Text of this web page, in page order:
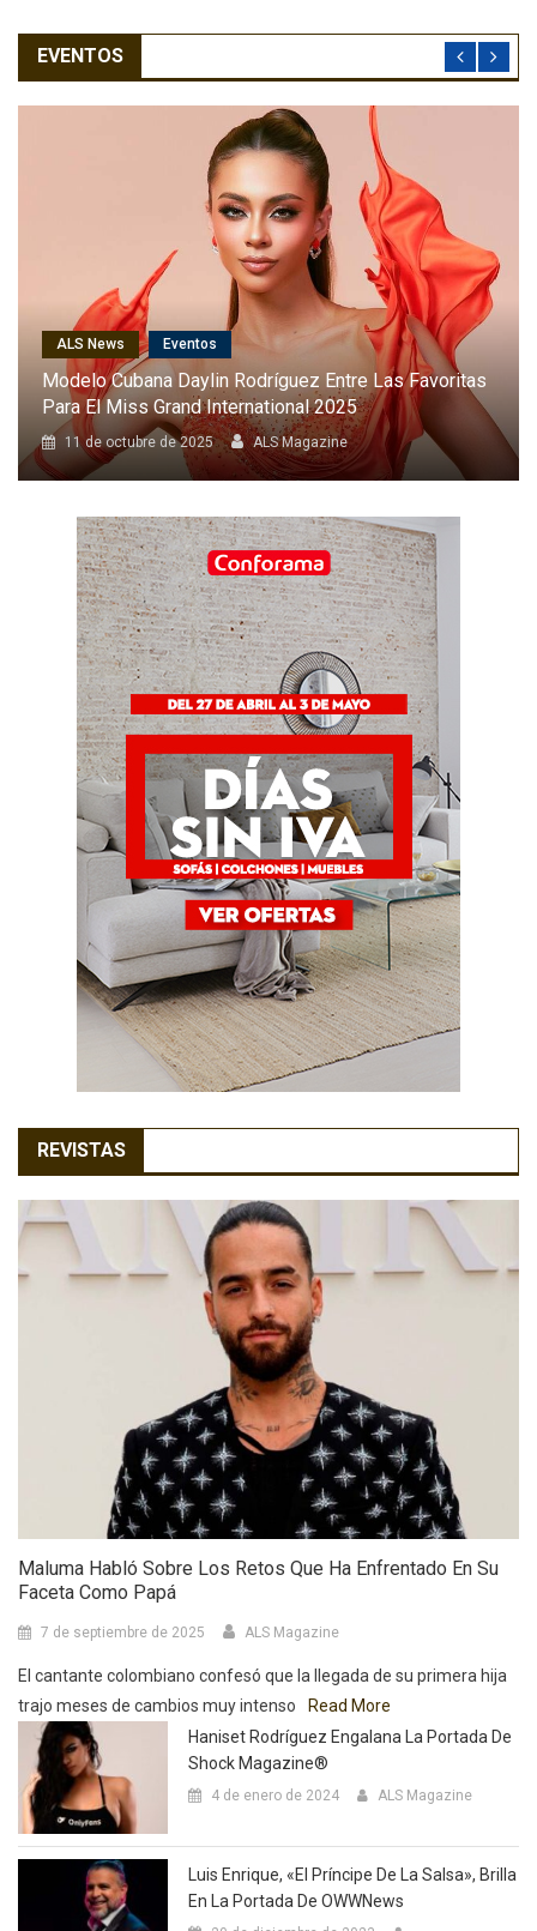
EVENTOS
ALS News Cantantes
Karol G Será La Primera Latina En Cantar En El Desfile
Anual De Victoria’s Secret
8 de octubre de 2025 ALS Magazine
REVISTAS
Maluma Habló Sobre Los Retos Que Ha Enfrentado En Su
Faceta Como Papá
7 de septiembre de 2025 ALS Magazine
El cantante colombiano confesó que la llegada de su primera hija
trajo meses de cambios muy intenso
Read More
Haniset Rodríguez Engalana La Portada De
Shock Magazine®
4 de enero de 2024 ALS Magazine
Luis Enrique, «El Príncipe De La Salsa», Brilla
En La Portada De OWWNews